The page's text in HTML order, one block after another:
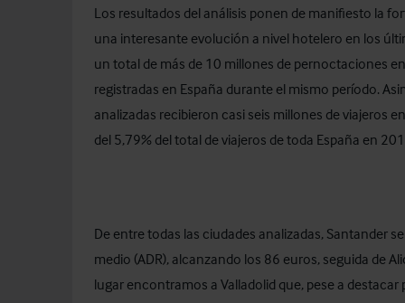
Los resultados del análisis ponen de manifiesto la
una interesante evolución a nivel hotelero en los
un total de más de 10 millones de pernoctaciones
registradas en España durante el mismo período.
analizadas recibieron casi seis millones de viajeros
del 5,79% del total de viajeros de toda España en
De entre todas las ciudades analizadas, Santander
medio (ADR), alcanzando los 86 euros, seguida de
lugar encontramos a Valladolid que, pese a